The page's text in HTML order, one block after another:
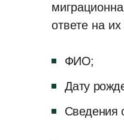
ответе на
ФИО;
Дату
Сведения